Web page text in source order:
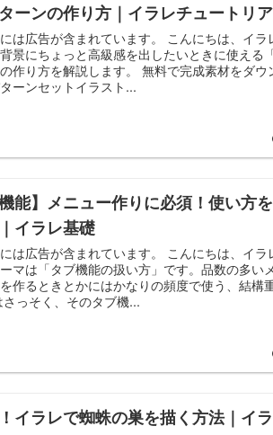
ーンの作り方｜イラレチュートリ
は広告が含まれています。 こんにちは、イラ
景にちょっと高級感を出したいときに使える
作り方を解説します。 無料で完成素材をダ
ーンセットイラスト...
機能】メニュー作りに必須！使い方
イラレ基礎
は広告が含まれています。 こんにちは、イラ
マは「タブ機能の扱い方」です。品数の多い
作るときとかにはかなりの頻度で使う、結構
っそく、そのタブ機...
イラレで蜘蛛の巣を描く方法｜イ